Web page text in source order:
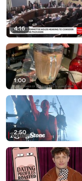
4:16
1:00
2:50